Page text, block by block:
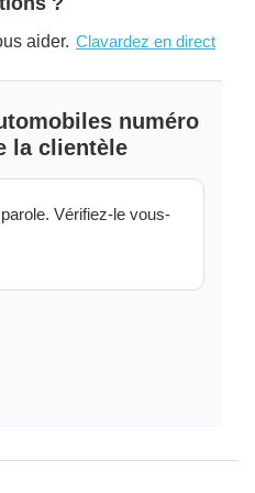
industry, MAHLE
top three automotive
aider. Clavardez en direct
numéro
la clientèle
Vérifiez-le vous-